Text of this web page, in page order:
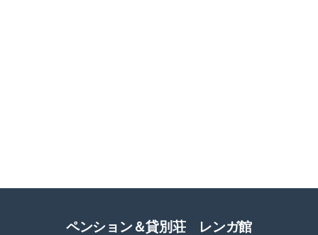
ペンション＆貸別荘 レンガ館